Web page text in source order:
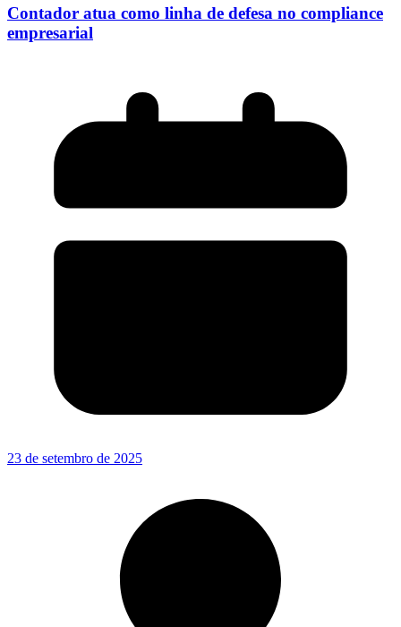
Contador atua como linha de defesa no compliance
empresarial
23 de setembro de 2025